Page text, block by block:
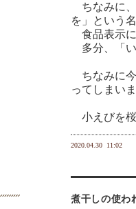
ちなみに、
を」という
食品表示に
多分、「い
ちなみに今
ってしまいま
小えびを桜
2020.04.30 11:02
煮干しの使わ